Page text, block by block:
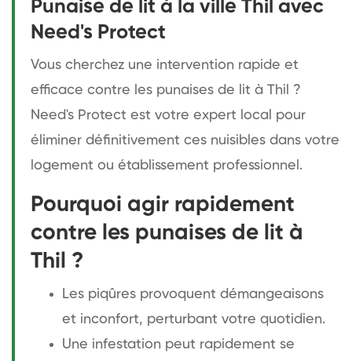
Punaise de lit à la ville Thil avec
Need's Protect
Vous cherchez une intervention rapide et
efficace contre les punaises de lit à Thil ?
Need's Protect est votre expert local pour
éliminer définitivement ces nuisibles dans votre
logement ou établissement professionnel.
Pourquoi agir rapidement
contre les punaises de lit à
Thil ?
Les piqûres provoquent démangeaisons
et inconfort, perturbant votre quotidien.
Une infestation peut rapidement se